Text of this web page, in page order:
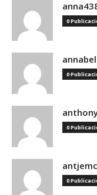
0
0
0
0